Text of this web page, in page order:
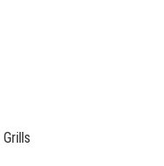
Grills